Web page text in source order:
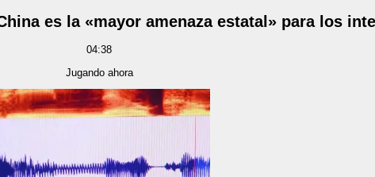
es la «mayor amenaza estatal» para los
04:38
Jugando ahora